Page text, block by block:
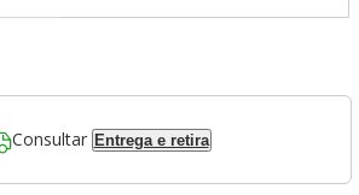
Consultar Entrega e retira